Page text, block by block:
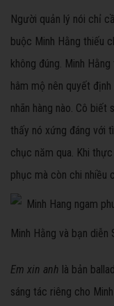
Người quản lý nói chỉ
buộc Minh Hằng thiếu
không đúng. Minh
hâm mộ nên quyết
nhãn hàng nào. Cô
thấy nó xứng đáng với
chục năm qua. Khi
phục mà còn chi nhiều
Minh Hằng và bạn diễn
Em xin anh là bản
sáng tác riêng cho